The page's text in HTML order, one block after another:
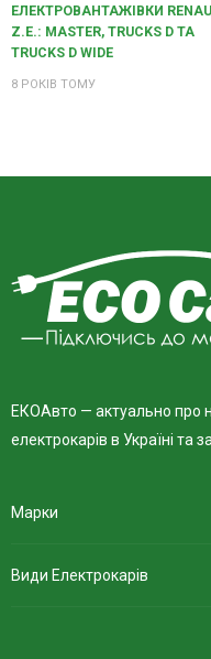
ЕЛЕКТРОВАНТАЖІВКИ
Z.E.: MASTER, TRUCKS D ТА
TRUCKS D WIDE
8 РОКІВ ТОМУ
ЕКОАвто — актуально про
електрокарів в Україні та
Марки
Види Електрокарів